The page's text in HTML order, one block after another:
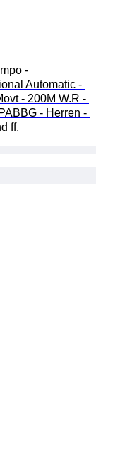
-
Automatic -
- 200M W.R -
- Herren -
ff.